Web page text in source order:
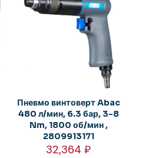
Пневмо винтоверт Abac
480 л/мин, 6.3 бар, 3-8
Nm, 1800 об/мин ,
2809913171
32,364₽